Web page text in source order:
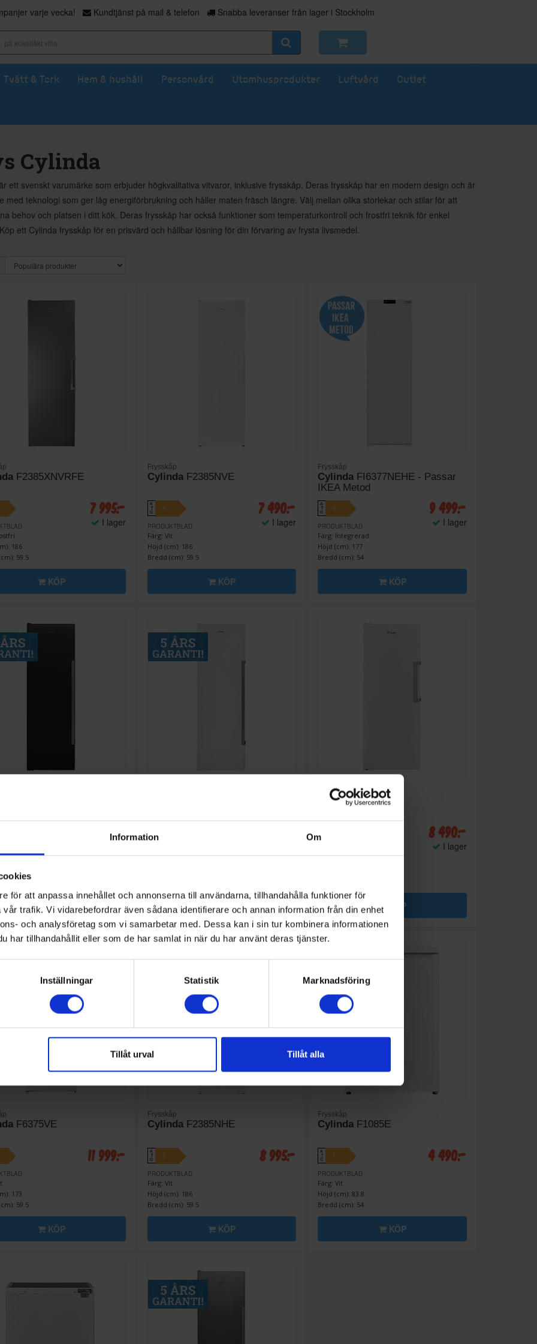
Information Om
för att anpassa innehållet och annonserna till användarna, tillhandahålla funktioner för
trafik. Vi vidarebefordrar även sådana identifierare och annan information från din enhet
och analysföretag som vi samarbetar med. Dessa kan i sin tur kombinera informationen
har tillhandahållit eller som de har samlat in när du har använt deras tjänster.
Inställningar Statistik Marknadsföring
Tillåt urval Tillåt alla
varje vecka! Kundtjänst på mail & telefon Snabba leveranser från lager i Stockholm
Tvätt & Tork Hem & hushåll Personvård Utomhusprodukter Luftvård Outlet
Cylinda
ett svenskt varumärke som erbjuder högkvalitativa vitvaror, inklusive frysskåp. Deras frysskåp har en modern design och är
med teknologi som ger låg energiförbrukning och håller maten fräsch längre. Välj mellan olika storlekar och stilar för att
behov och platsen i ditt kök. Deras frysskåp har också funktioner som temperaturkontroll och frostfri teknik för enkel
ett Cylinda frysskåp för en prisvärd och hållbar lösning för din förvaring av frysta livsmedel.
F2385XNVRFE
186
59.5
7 995:-
I lager
KÖP
Frysskåp
CylindaF2385NVE
A
↑
G
E
PRODUKTBLAD
Färg: Vit
Höjd (cm): 186
Bredd (cm): 59.5
7 490:-
I lager
KÖP
Frysskåp
Cylinda FI6377NEHE - Passar
IKEA Metod
A
↑
G
E
PRODUKTBLAD
Färg: Integrerad
Höjd (cm): 177
Bredd (cm): 54
9 499:-
I lager
KÖP
59.5
13 499:-
KÖP
G
KÖP
Frysskåp
CylindaF2255NVE
G
8 490:-
I lager
KÖP
F6375VE
173
59.5
11 999:-
KÖP
Frysskåp
CylindaF2385NHE
A
↑
G
E
PRODUKTBLAD
Färg: Vit
Höjd (cm): 186
Bredd (cm): 59.5
8 995:-
KÖP
Frysskåp
Cylinda F1085E
A
↑
G
E
PRODUKTBLAD
Färg: Vit
Höjd (cm): 83.8
Bredd (cm): 54
4 490:-
KÖP